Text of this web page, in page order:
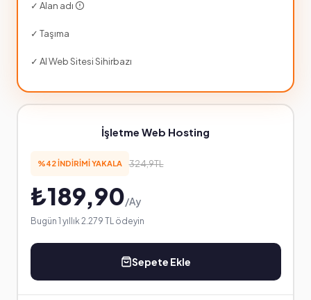
✓ Alan adı
✓ Taşıma
✓ AI Web Sitesi Sihirbazı
İşletme Web Hosting
%42 İNDİRİMİ YAKALA 324,9TL
₺189,90/Ay
Bugün 1 yıllık 2.279 TL ödeyin
Sepete Ekle